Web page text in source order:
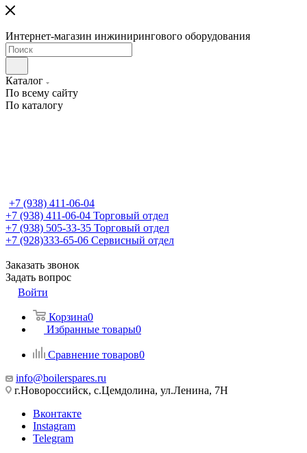
Интернет-магазин инжинирингового оборудования
Каталог
По всему сайту
По каталогу
+7 (938) 411-06-04
+7 (938) 411-06-04 Торговый отдел
+7 (938) 505-33-35 Торговый отдел
+7 (928)333-65-06 Сервисный отдел
Заказать звонок
Задать вопрос
Войти
Корзина0
Избранные товары0
Сравнение товаров0
info@boilerspares.ru
г.Новороссийск, с.Цемдолина, ул.Ленина, 7Н
Вконтакте
Instagram
Telegram